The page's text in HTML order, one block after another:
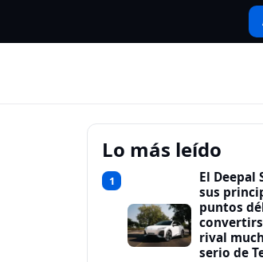
Lo más leído
1
El Deepal
sus
puntos
rival
serio de